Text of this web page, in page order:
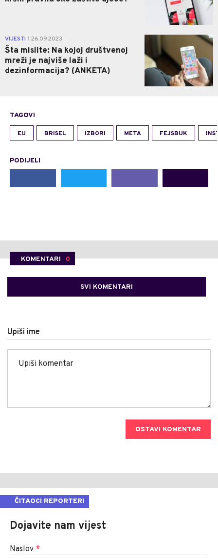
VIJESTI 26.09.2023.
Šta mislite: Na kojoj društvenoj
mreži je najviše laži i
dezinformacija? (ANKETA)
0
TAGOVI
EU BRISEL IZBORI META FEJSBUK
PODIJELI
KOMENTARI 0
SVI KOMENTARI
Upiši ime
OSTAVI KOMENTAR
ČITAOCI REPORTERI
Dojavite nam vijest
Naslov *